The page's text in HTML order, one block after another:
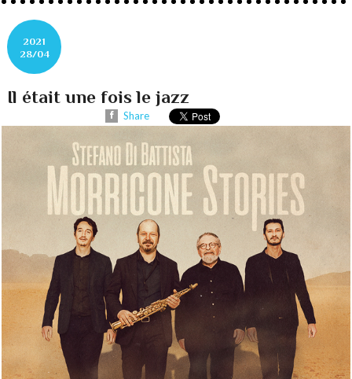
2021
28/04
Il était une fois le jazz
Share